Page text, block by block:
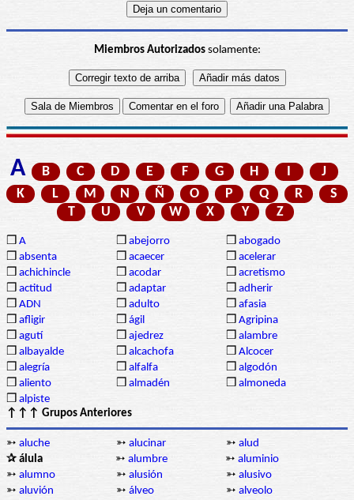
Miembros Autorizadossolamente:
A B C D E F G H I
J
K
L M N Ñ O P Q R
S
T
U V W X Y Z
❒ A ❒ abejorro ❒ abogado
❒ absenta ❒ acaecer ❒ acelerar
❒ achichincle ❒ acodar ❒ acretismo
❒ actitud ❒ adaptar ❒ adherir
❒ ADN ❒ adulto ❒ afasia
❒ afligir ❒ ágil ❒ Agripina
❒ agutí ❒ ajedrez ❒ alambre
❒ albayalde ❒ alcachofa ❒ Alcocer
❒ alegría ❒ alfalfa ❒ algodón
❒ aliento ❒ almadén ❒ almoneda
❒ alpiste
↑↑↑ Grupos Anteriores
➳ aluche ➳ alucinar ➳ alud
✰ álula
➳ alumbre ➳ aluminio
➳ alumno ➳ alusión ➳ alusivo
➳ aluvión ➳ álveo ➳ alveolo